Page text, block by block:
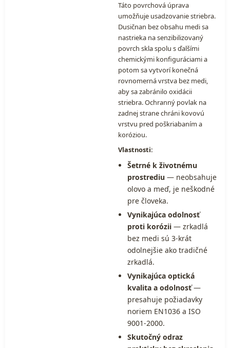
Táto povrchová úprava
umožňuje usadzovanie striebra.
Dusičnan bez obsahu medi sa
nastrieka na senzibilizovaný
povrch skla spolu s ďalšími
chemickými konfiguráciami a
potom sa vytvorí konečná
rovnomerná vrstva bez medi,
aby sa zabránilo oxidácii
striebra. Ochranný povlak na
zadnej strane chráni kovovú
vrstvu pred poškriabaním a
koróziou.
Vlastnosti:
Šetrné k životnému
prostrediu — neobsahuje
olovo a meď, je neškodné
pre človeka.
Vynikajúca odolnosť
proti korózii — zrkadlá
bez medi sú 3-krát
odolnejšie ako tradičné
zrkadlá.
Vynikajúca optická
kvalita a odolnosť—
presahuje požiadavky
noriem EN1036 a ISO
9001-2000.
Skutočný odraz